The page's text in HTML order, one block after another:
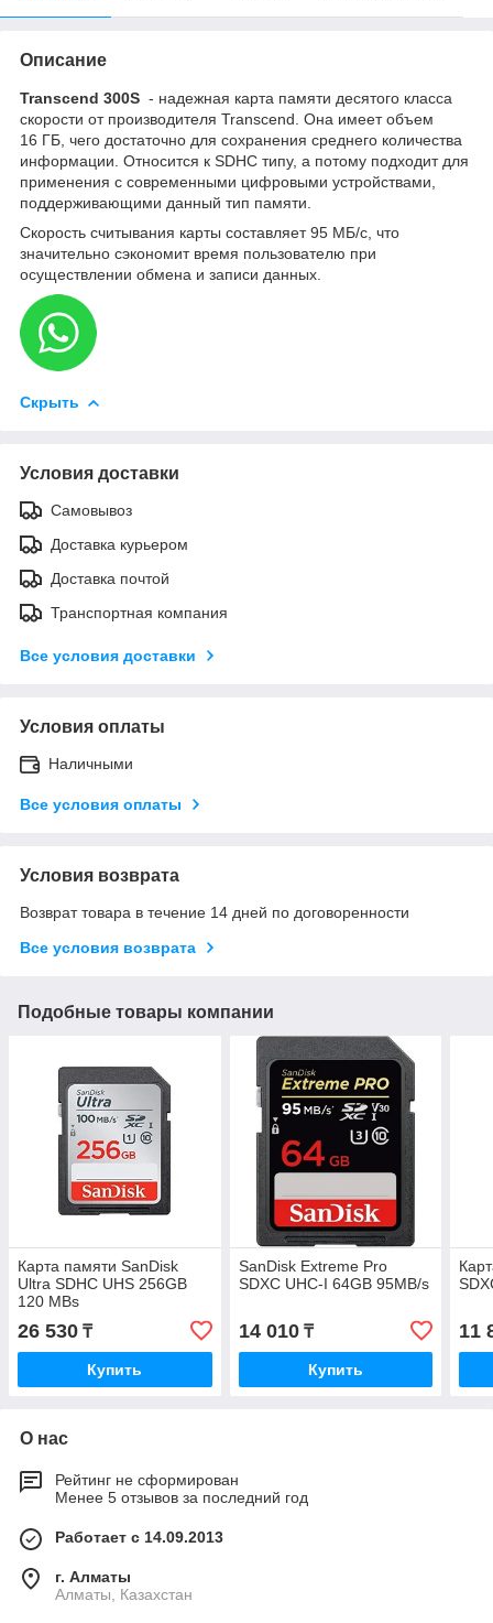
Описание
Transcend 300S - надежная карта памяти десятого класса
скорости от производителя Transcend. Она имеет объем
16 ГБ, чего достаточно для сохранения среднего количества
информации. Относится к SDHC типу, а потому подходит для
применения с современными цифровыми устройствами,
поддерживающими данный тип памяти.
Скорость считывания карты составляет 95 МБ/с, что
значительно сэкономит время пользователю при
осуществлении обмена и записи данных.
Скрыть
Условия доставки
Самовывоз
Доставка курьером
Доставка почтой
Транспортная компания
Все условия доставки
Условия оплаты
Наличными
Все условия оплаты
Условия возврата
Возврат товара в течение 14 дней по договоренности
Все условия возврата
Подобные товары компании
Карта памяти SanDisk
Ultra SDHC UHS 256GB
120 MBs
26 530 ₸
Купить
SanDisk Extreme Pro
SDXC UHC-I 64GB 95MB/s
14 010₸
Купить
11
О нас
Рейтинг не сформирован
Менее 5 отзывов за последний год
Работает с 14.09.2013
г. Алматы
Алматы, Казахстан